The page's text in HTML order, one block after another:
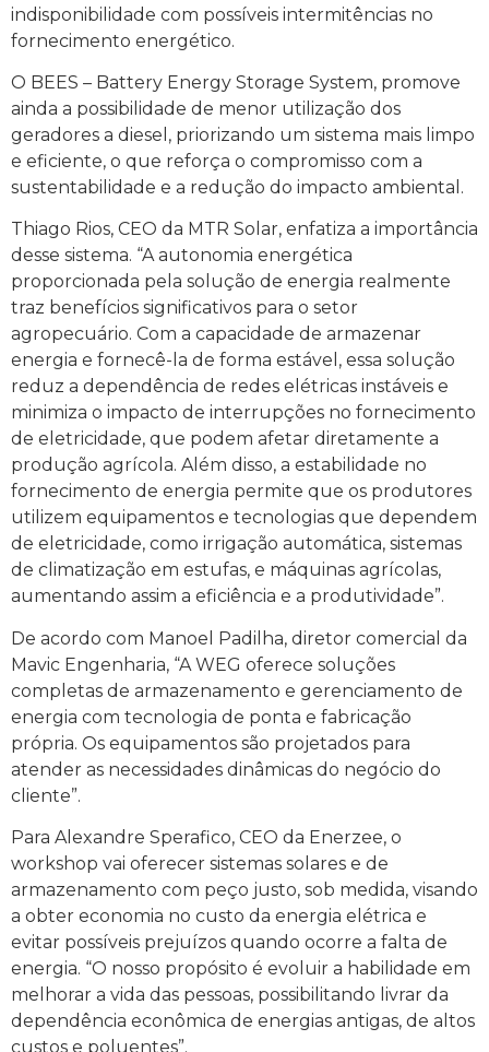
indisponibilidade com possíveis intermitências no
fornecimento energético.
O BEES – Battery Energy Storage System, promove
ainda a possibilidade de menor utilização dos
geradores a diesel, priorizando um sistema mais limpo
e eficiente, o que reforça o compromisso com a
sustentabilidade e a redução do impacto ambiental.
Thiago Rios, CEO da MTR Solar, enfatiza a importância
desse sistema. “A autonomia energética
proporcionada pela solução de energia realmente
traz benefícios significativos para o setor
agropecuário. Com a capacidade de armazenar
energia e fornecê-la de forma estável, essa solução
reduz a dependência de redes elétricas instáveis e
minimiza o impacto de interrupções no fornecimento
de eletricidade, que podem afetar diretamente a
produção agrícola. Além disso, a estabilidade no
fornecimento de energia permite que os produtores
utilizem equipamentos e tecnologias que dependem
de eletricidade, como irrigação automática, sistemas
de climatização em estufas, e máquinas agrícolas,
aumentando assim a eficiência e a produtividade”.
De acordo com Manoel Padilha, diretor comercial da
Mavic Engenharia, “A WEG oferece soluções
completas de armazenamento e gerenciamento de
energia com tecnologia de ponta e fabricação
própria. Os equipamentos são projetados para
atender as necessidades dinâmicas do negócio do
cliente”.
Para Alexandre Sperafico, CEO da Enerzee, o
workshop vai oferecer sistemas solares e de
armazenamento com peço justo, sob medida, visando
a obter economia no custo da energia elétrica e
evitar possíveis prejuízos quando ocorre a falta de
energia. “O nosso propósito é evoluir a habilidade em
melhorar a vida das pessoas, possibilitando livrar da
dependência econômica de energias antigas, de altos
custos e poluentes”.